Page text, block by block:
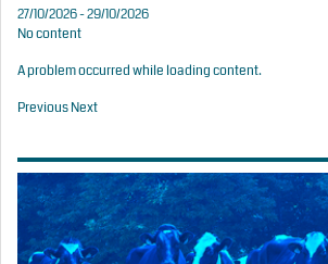
27/10/2026 - 29/10/2026
No content
A problem occurred while loading content.
PreviousNext